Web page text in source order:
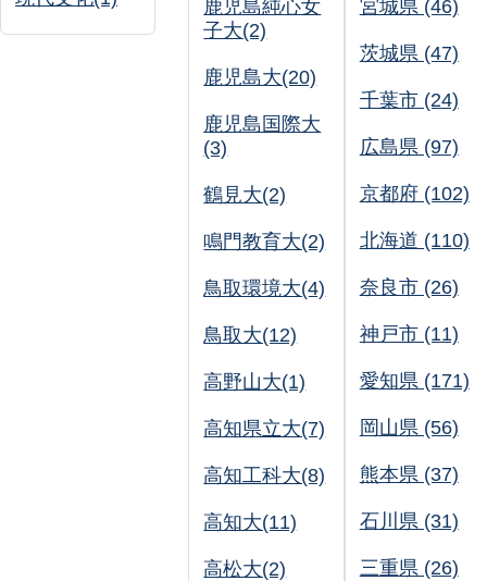
鹿児島純心女
子大(2)
鹿児島大(20)
鹿児島国際大
(3)
鶴見大(2)
鳴門教育大(2)
鳥取環境大(4)
鳥取大(12)
高野山大(1)
高知県立大(7)
高知工科大(8)
高知大(11)
高松大(2)
宮城県 (46)
茨城県 (47)
千葉市 (24)
広島県 (97)
京都府 (102)
北海道 (110)
奈良市 (26)
神戸市 (11)
愛知県 (171)
岡山県 (56)
熊本県 (37)
石川県 (31)
三重県 (26)